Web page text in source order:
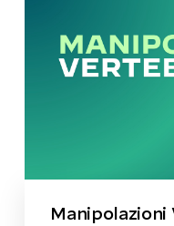
Manipolazioni